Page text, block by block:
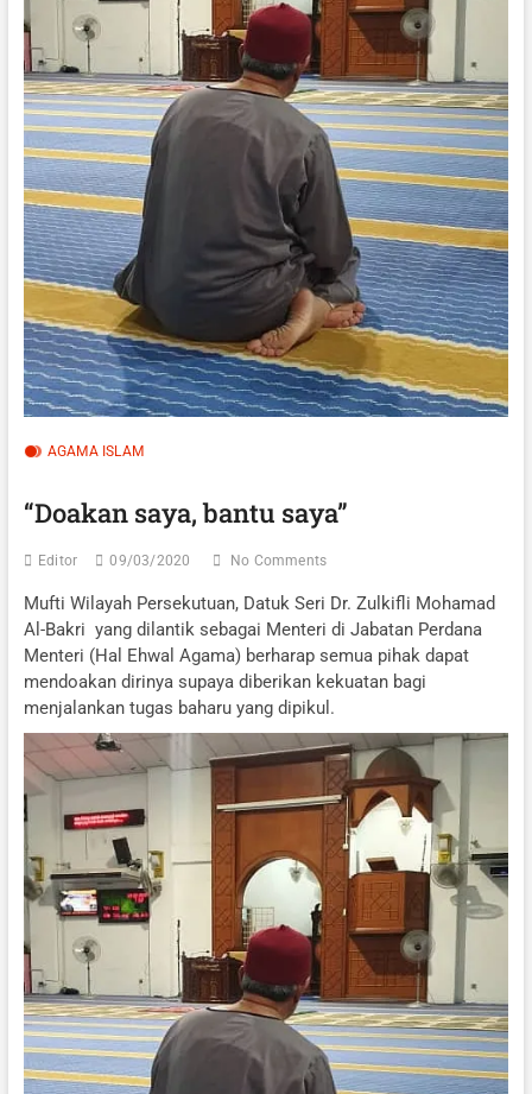
AGAMA ISLAM
“Doakan saya, bantu saya”
Editor 09/03/2020 No Comments
Mufti Wilayah Persekutuan, Datuk Seri Dr. Zulkifli Mohamad
Al-Bakri yang dilantik sebagai Menteri di Jabatan Perdana
Menteri (Hal Ehwal Agama) berharap semua pihak dapat
mendoakan dirinya supaya diberikan kekuatan bagi
menjalankan tugas baharu yang dipikul.